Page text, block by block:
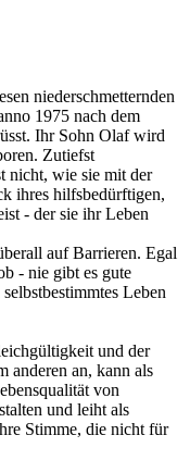
niederschmetternden
1975 nach dem
Ihr Sohn Olaf wird
Zutiefst
nicht, wie sie mit der
ihres hilfsbedürftigen,
- der sie ihr Leben
auf Barrieren. Egal
- nie gibt es gute
Leben
und der
anderen an, kann als
von
und leiht als
Stimme, die nicht für